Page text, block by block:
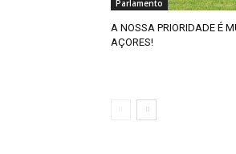
Parlamento
A NOSSA PRIORIDADE É
AÇORES!